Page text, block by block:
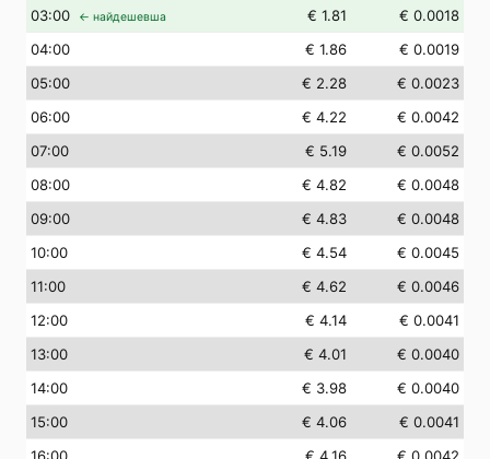
03:00 ← найдешевша € 1.81
€ 0.0018
04:00 € 1.86
€ 0.0019
05:00 € 2.28
€ 0.0023
06:00 € 4.22
€ 0.0042
07:00 € 5.19
€ 0.0052
08:00 € 4.82
€ 0.0048
09:00 € 4.83
€ 0.0048
10:00 € 4.54
€ 0.0045
11:00 € 4.62
€ 0.0046
12:00 € 4.14
€ 0.0041
13:00 € 4.01
€ 0.0040
14:00 € 3.98
€ 0.0040
15:00 € 4.06
€ 0.0041